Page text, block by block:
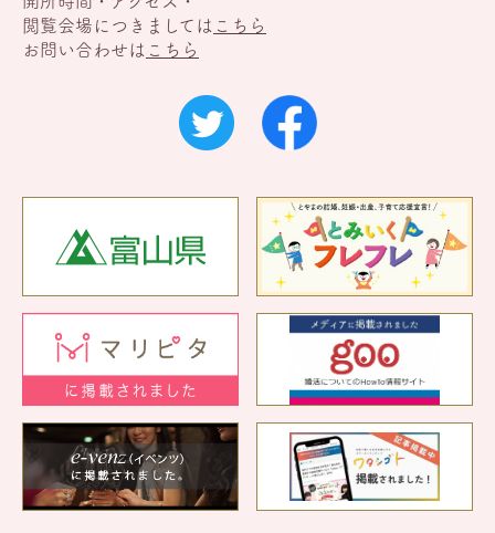
閲覧会場につきましては こちら
お問い合わせは こちら